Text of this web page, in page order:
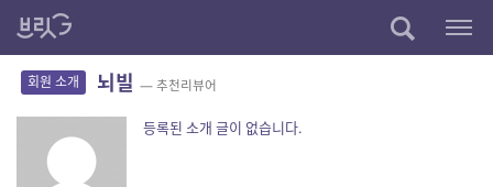
회원 소개 뇌빌 — 추천리뷰어
등록된 소개 글이 없습니다.